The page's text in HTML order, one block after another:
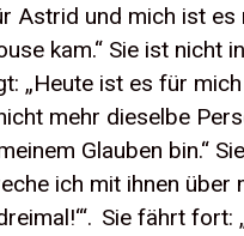
Astrid und mich ist
kam.“ Sie ist nicht
„Heute ist es für
mehr dieselbe
Glauben bin.“
ich mit ihnen
Sie fährt